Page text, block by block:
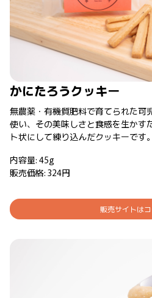
かにたろうクッキー
無農薬・有機質肥料で育てられた可
使い、その美味しさと食感を生かす
ト状にして練り込んだクッキーです。
内容量: 45g
販売価格: 324円
販売サイトはコ